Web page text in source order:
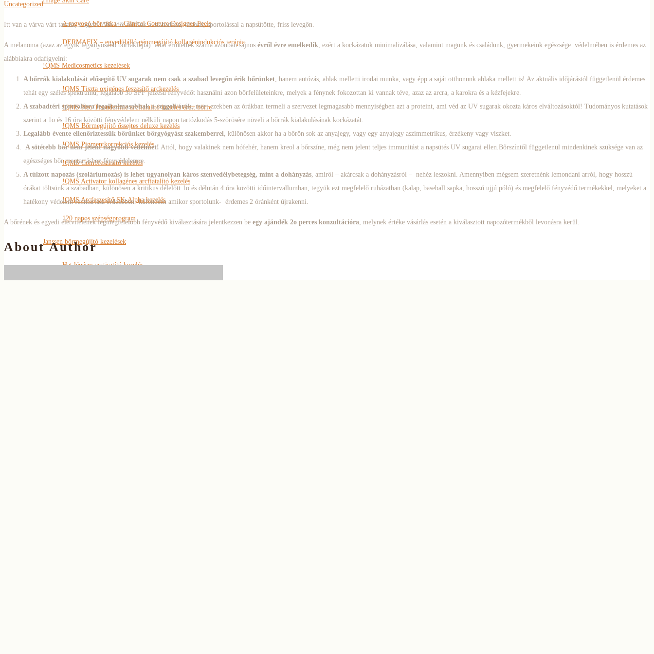
A ragyogó bőr titka – Clinical Couture Designer Peels
DERMAFIX – egyedülálló génmegújító kollagénindukciós terápia
!QMS Medicosmetics kezelések
!QMS Tiszta oxigénes feszesítő arckezelés
!QMS Neo Tissudermie arcfiatalító kezelés érett bőrre
!QMS Bőrmegújító őssejtes deluxe kezelés
!QMS Pigmentkorrekciós kezelés
!QMS Combfeszesítő kezelés
!QMS Activator kollagénes arcfiatalító kezelés
!QMS Arcfeszesítő SK-Alpha kezelés
120 napos szépségprogram
Janssen bőrmegújító kezelések
Hat lépéses arctisztító kezelés
Uncategorized
Itt van a várva várt tavasz, s egyre több időt töltünk a szabadban, sétával, sportolással a napsütötte, friss levegőn.
A melanoma (azaz az egyik legsúlyosabb bőrrákfajta) által érintettek száma azonban sajnos évről évre emelkedik, ezért a kockázatok minimalizálása, valamint magunk és családunk, gyermekeink egészsége védelmében is érdemes az
alábbiakra odafigyelni:
A bőrrák kialakulását elősegítő UV sugarak nem csak a szabad levegőn érik bőrünket, hanem autózás, ablak melletti irodai munka, vagy épp a saját otthonunk ablaka mellett is! Az aktuális időjárástól függetlenül érdemes
tehát egy széles spektrumú, legalább 3o SPF jelzésű fényvédőt használni azon bőrfelületeinkre, melyek a fénynek fokozottan ki vannak téve, azaz az arcra, a karokra és a kézfejekre.
A szabadtéri sportolásra legalkalmasabbak a reggeli órák, mert ezekben az órákban termeli a szervezet legmagasabb mennyiségben azt a proteint, ami véd az UV sugarak okozta káros elváltozásoktól! Tudományos kutatások
szerint a 1o és 16 óra közötti fényvédelem nélküli napon tartózkodás 5-szörösére növeli a bőrrák kialakulásának kockázatát.
Legalább évente ellenőriztessük bőrünket bőrgyógyász szakemberrel, különösen akkor ha a bőrön sok az anyajegy, vagy egy anyajegy aszimmetrikus, érzékeny vagy viszket.
A sötétebb bőr nem jelent nagyobb védelmet! Attól, hogy valakinek nem hófehér, hanem kreol a bőrszíne, még nem jelent teljes immunitást a napsütés UV sugarai ellen.Bőrszíntől függetlenül mindenkinek szüksége van az
egészséges bőr megtartáshoz fényvédelemre.
A túlzott napozás (szoláriumozás) is lehet ugyanolyan káros szenvedélybetegség, mint a dohányzás, amiről – akárcsak a dohányzásról – nehéz leszokni. Amennyiben mégsem szeretnénk lemondani arról, hogy hosszú
órákat töltsünk a szabadban, különösen a kritikus délelőtt 1o és délután 4 óra közötti időintervallumban, tegyük ezt megfelelő ruházatban (kalap, baseball sapka, hosszú ujjú póló) és megfelelő fényvédő termékekkel, melyeket a
hatékony védelem fenntartása érdekében -különösen amikor sportolunk- érdemes 2 óránként újrakenni.
A bőrének és egyedi életvitelének legmegfelelőbb fényvédő kiválasztására jelentkezzen be egy ajándék 2o perces konzultációra, melynek értéke vásárlás esetén a kiválasztott napozótermékből levonásra kerül.
About Author